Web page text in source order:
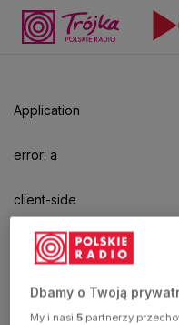
Application
error: a
client-side
exception
has
aby
odtwarzać.
Dbamy o Twoją
My i nasi5 partnerzy